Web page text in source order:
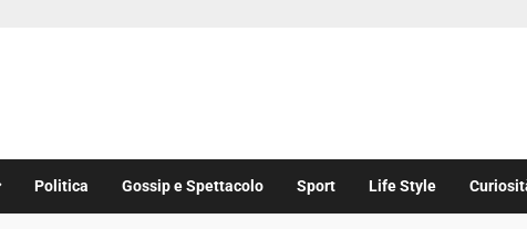
Politica Gossip e Spettacolo Sport Life Style